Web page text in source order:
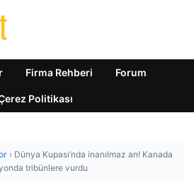
Firma Rehberi Forum
Politikası
› Dünya Kupası’nda inanılmaz an! Kanada
tribünlere vurdu